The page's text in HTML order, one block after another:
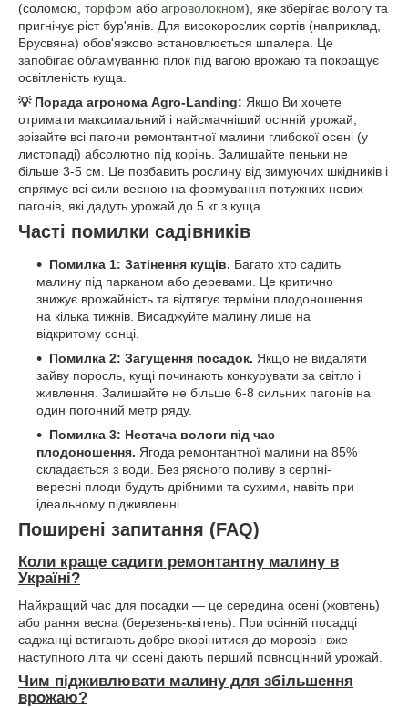
(соломою, торфом або агроволокном), яке зберігає вологу та
пригнічує ріст бур'янів. Для високорослих сортів (наприклад,
Брусвяна) обов'язково встановлюється шпалера. Це
запобігає обламуванню гілок під вагою врожаю та покращує
освітленість куща.
💡 Порада агронома Agro-Landing: Якщо Ви хочете
отримати максимальний і найсмачніший осінній урожай,
зрізайте всі пагони ремонтантної малини глибокої осені (у
листопаді) абсолютно під корінь. Залишайте пеньки не
більше 3-5 см. Це позбавить рослину від зимуючих шкідників і
спрямує всі сили весною на формування потужних нових
пагонів, які дадуть урожай до 5 кг з куща.
Часті помилки садівників
Помилка 1: Затінення кущів. Багато хто садить
малину під парканом або деревами. Це критично
знижує врожайність та відтягує терміни плодоношення
на кілька тижнів. Висаджуйте малину лише на
відкритому сонці.
Помилка 2: Загущення посадок. Якщо не видаляти
зайву поросль, кущі починають конкурувати за світло і
живлення. Залишайте не більше 6-8 сильних пагонів на
один погонний метр ряду.
Помилка 3: Нестача вологи під час
плодоношення. Ягода ремонтантної малини на 85%
складається з води. Без рясного поливу в серпні-
вересні плоди будуть дрібними та сухими, навіть при
ідеальному підживленні.
Поширені запитання (FAQ)
Коли краще садити ремонтантну малину в
Україні?
Найкращий час для посадки — це середина осені (жовтень)
або рання весна (березень-квітень). При осінній посадці
саджанці встигають добре вкорінитися до морозів і вже
наступного літа чи осені дають перший повноцінний урожай.
Чим підживлювати малину для збільшення
врожаю?